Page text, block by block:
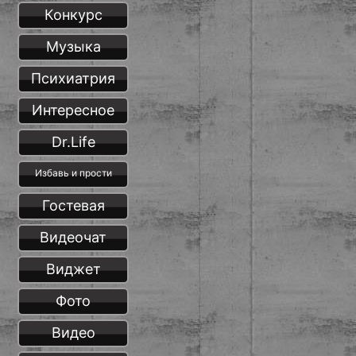
Конкурс
Музыка
Психиатрия
Интересное
Dr.Life
Избавь и прости
Гостевая
Видеочат
Виджет
Фото
Видео